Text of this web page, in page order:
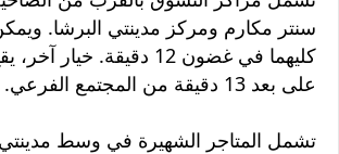
سنتر مكارم ومركز مدينتي البرشا.
كليهما في غضون 12 دقيقة.
على بعد 13 دقيقة من المجتمع الفرعي.
تشمل المتاجر الشهيرة في وسط مدينتي